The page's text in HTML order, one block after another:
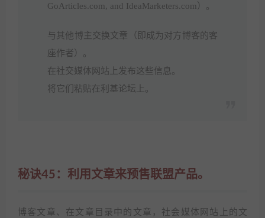
GoArticles.com, and IdeaMarketers.com）。
与其他博主交换文章（即成为对方博客的客
座作者）。
在社交媒体网站上发布这些信息。
将它们粘贴在利基论坛上。
秘诀45：利用文章来预售联盟产品。
博客文章、在文章目录中的文章，社会媒体网站上的文